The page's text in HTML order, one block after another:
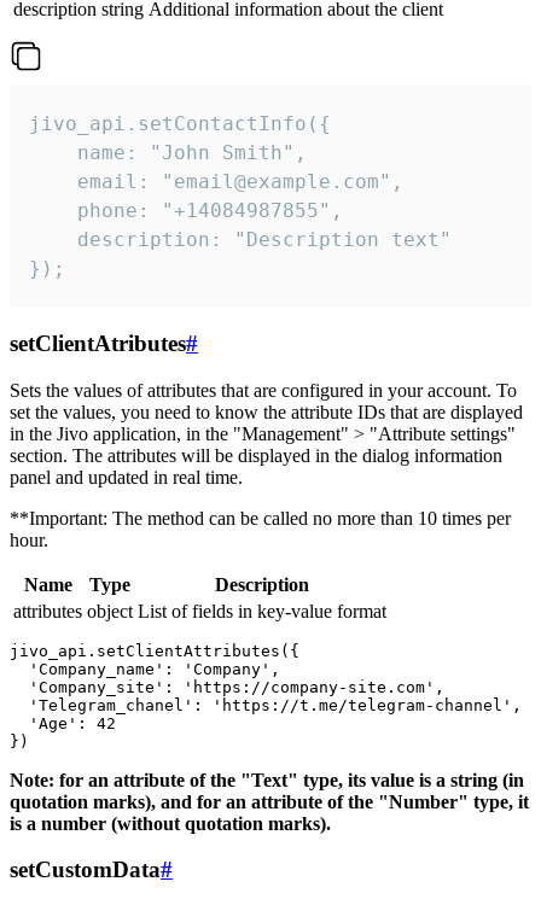
description string Additional information about the client
jivo_api.setContactInfo({
    name: "John Smith",
    email: "email@example.com",
    phone: "+14084987855",
    description: "Description text"
});
setClientAtributes#
Sets the values ​​of attributes that are configured in your account. To
set the values, you need to know the attribute IDs that are displayed
in the Jivo application, in the "Management" > "Attribute settings"
section. The attributes will be displayed in the dialog information
panel and updated in real time.
**Important: The method can be called no more than 10 times per
hour.
Name Type
Description
attributes object List of fields in key-value format
jivo_api.setClientAttributes({
  'Company_name': 'Company',
  'Company_site': 'https://company-site.com',
  'Telegram_chanel': 'https://t.me/telegram-channel',
  'Age': 42
Note: for an attribute of the "Text" type, its value is a string (in
quotation marks), and for an attribute of the "Number" type, it
is a number (without quotation marks).
setCustomData#